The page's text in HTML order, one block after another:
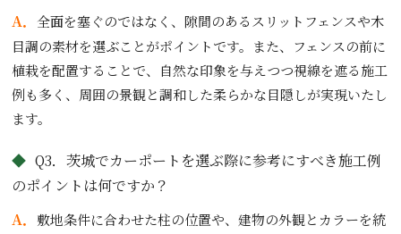
A． 全面を塞ぐのではなく、隙間のあるスリットフェンスや木
目調の素材を選ぶことがポイントです。また、フェンスの前に
植栽を配置することで、自然な印象を与えつつ視線を遮る施工
例も多く、周囲の景観と調和した柔らかな目隠しが実現いたし
ます。
Q3．茨城でカーポートを選ぶ際に参考にすべき施工例
のポイントは何ですか？
A．
敷地条件に合わせた柱の位置や、建物の外観とカラーを統